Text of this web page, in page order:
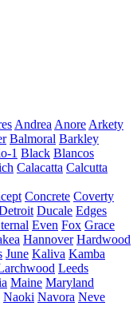
Andrea Anore Arkety
Balmoral Barkley
1 Black Blancos
Calacatta Calcutta
Concrete Coverty
Ducale Edges
Even Fox Grace
Hannover Hardwood
June Kaliva Kamba
Leeds
Maine Maryland
Naoki Navora Neve